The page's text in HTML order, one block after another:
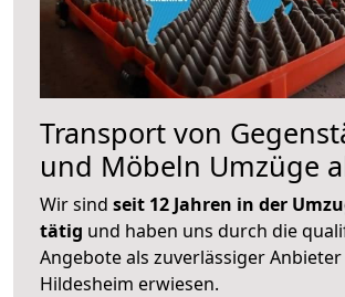
Transport von
und Möbeln Umzüge
Wir sind seit 12 Jahren in der
tätig und haben uns durch die
Angebote als zuverlässiger Anbieter
Hildesheim erwiesen.